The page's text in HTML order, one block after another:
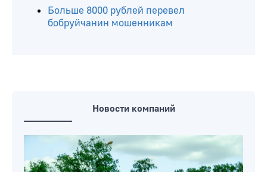
Сыщики Бобруйского райотдела
милиции раскрыли крупную кражу
бобруйчанин мошенникам